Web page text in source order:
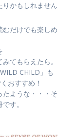
かもしれません
むだけでも楽し
てもらえたら。
CHILD」も
おすすめ！
ような・・・
す。